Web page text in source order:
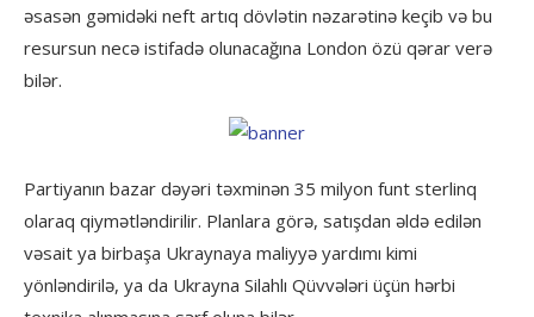
əsasən gəmidəki neft artıq dövlətin nəzarətinə keçib və bu
resursun necə istifadə olunacağına London özü qərar verə
bilər.
Partiyanın bazar dəyəri təxminən 35 milyon funt sterlinq
olaraq qiymətləndirilir. Planlara görə, satışdan əldə edilən
vəsait ya birbaşa Ukraynaya maliyyə yardımı kimi
yönləndirilə, ya da Ukrayna Silahlı Qüvvələri üçün hərbi